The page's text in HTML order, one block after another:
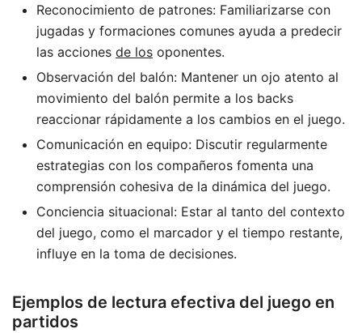
Reconocimiento de patrones: Familiarizarse con
jugadas y formaciones comunes ayuda a predecir
las acciones de los oponentes.
Observación del balón: Mantener un ojo atento al
movimiento del balón permite a los backs
reaccionar rápidamente a los cambios en el juego.
Comunicación en equipo: Discutir regularmente
estrategias con los compañeros fomenta una
comprensión cohesiva de la dinámica del juego.
Conciencia situacional: Estar al tanto del contexto
del juego, como el marcador y el tiempo restante,
influye en la toma de decisiones.
Ejemplos de lectura efectiva del juego en
partidos